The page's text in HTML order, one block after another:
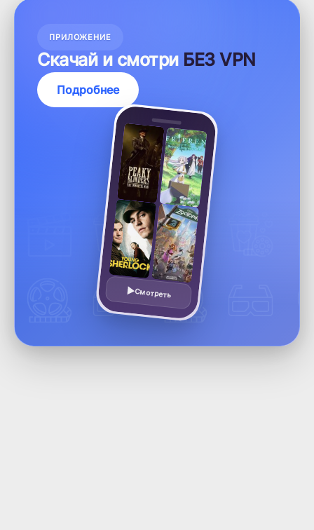
ПРИЛОЖЕНИЕ
Скачай и смотри БЕЗ VPN
Подробнее
Смотреть